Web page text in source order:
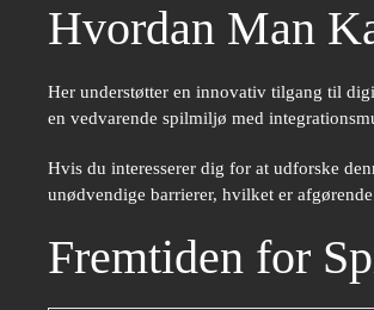
Hvordan Man
Her understøtter en innovativ tilgang til
en vedvarende spilmiljø med
Hvis du interesserer dig for at udforske
unødvendige barrierer, hvilket er
Fremtiden for